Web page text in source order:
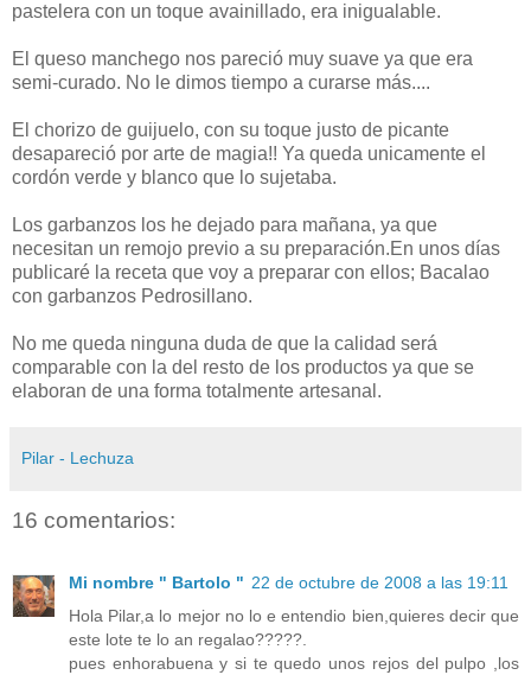
pastelera con un toque avainillado, era inigualable.
El queso manchego nos pareció muy suave ya que era
semi-curado. No le dimos tiempo a curarse más....
El chorizo de guijuelo, con su toque justo de picante
desapareció por arte de magia!! Ya queda unicamente el
cordón verde y blanco que lo sujetaba.
Los garbanzos los he dejado para mañana, ya que
necesitan un remojo previo a su preparación.En unos días
publicaré la receta que voy a preparar con ellos; Bacalao
con garbanzos Pedrosillano.
No me queda ninguna duda de que la calidad será
comparable con la del resto de los productos ya que se
elaboran de una forma totalmente artesanal.
Pilar - Lechuza
16 comentarios:
Mi nombre " Bartolo " 22 de octubre de 2008 a las 19:11
Hola Pilar,a lo mejor no lo e entendio bien,quieres decir que
este lote te lo an regalao?????.
pues enhorabuena y si te quedo unos rejos del pulpo ,los